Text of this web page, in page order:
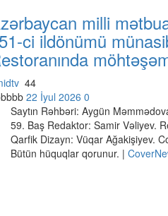
milli
ci ildönümü
44
22 İyul 2026 0
Saytın Rəhbəri: Aygün
59. Baş Redaktor: Samir Vəliyev.
Qarfik Dizayn: Vüqar Ağakişiyev.
Bütün hüquqlar qorunur. |